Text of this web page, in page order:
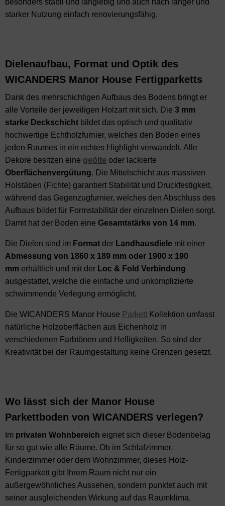
besonders stabil und langlebig und auch nach langer und
starker Nutzung einfach renovierungsfähig.
Dielenaufbau, Format und Optik des
WICANDERS Manor House Fertigparketts
Dank des mehrschichtigen Aufbaus des Bodens bringt er
alle Vorteile der jeweiligen Holzart mit sich. Die 3 mm
starke Deckschicht bildet das optisch und qualitativ
hochwertige Echtholzfurnier, welches den Boden eines
jeden Raumes in ein echtes Highlight verwandelt. Alle
Dekore besitzen eine geölte oder lackierte
Oberflächenvergütung. Die Mittelschicht aus massiven
Holstäben (Fichte) garantiert Stabilität und Druckfestigkeit,
während das Gegenzugfurnier, welches den Abschluss des
Aufbaus bildet für Formstabilität der einzelnen Dielen sorgt.
Damit hat der Boden eine Gesamtstärke von 14 mm.
Die Dielen sind im Format der Landhausdiele mit einer
Abmessung von 1860 x 189 mm oder 1900 x 190
mm erhältlich und mit der Loc & Fold Verbindung
ausgestattet, welche die einfache und unkomplizierte
schwimmende Verlegung ermöglicht.
Die WICANDERS Manor House Parkett Kollektion umfasst
natürliche Holzoberflächen aus Eichenholz in
verschiedenen Farbtönen und Helligkeiten. So sind der
Kreativität bei der Raumgestaltung keine Grenzen gesetzt.
Wo lässt sich der Manor House
Parkettboden von WICANDERS verlegen?
Im privaten Wohnbereich eignet sich dieser Bodenbelag
für so gut wie alle Räume. Ob im Schlafzimmer,
Kinderzimmer oder dem Wohnzimmer, dieses Holz-
Fertigparkett gibt Ihrem Raum nicht nur ein
außergewöhnliches Aussehen, sondern punktet auch mit
seiner ausgleichenden Wirkung auf das Raumklima.